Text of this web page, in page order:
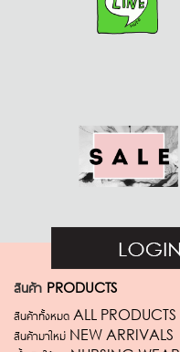
สินค้า PRODUCTS
สินค้าทั้งหมด ALL PRODUCTS
สินค้ามาใหม่ NEW ARRIVALS